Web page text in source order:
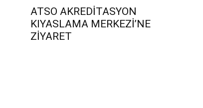
ATSO AKREDİTASYON
KIYASLAMA MERKEZİ’NE
ZİYARET